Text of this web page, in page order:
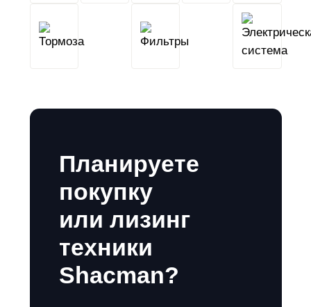
Тормоза Фильтры
Планируете
покупку
или лизинг
техники
Shacman?